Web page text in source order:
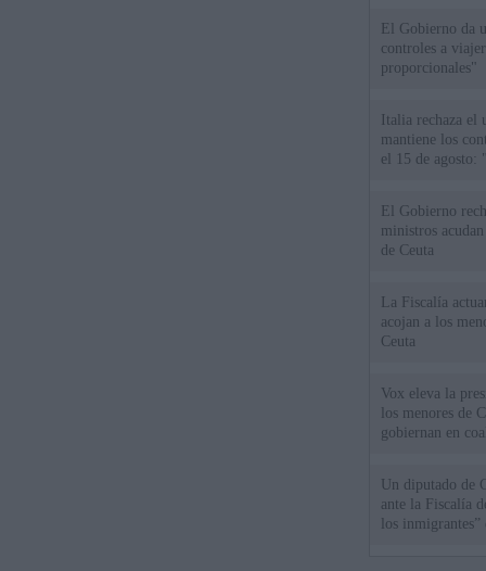
El Gobierno da
controles a
proporcionales"
Italia rechaza
mantiene los
el 15 de agosto:
El Gobierno
ministros
de Ceuta
La Fiscalía
acojan a los
Ceuta
Vox eleva la
los menores de
gobiernan en
Un diputado de
ante la Fiscalía
los inmigrantes”